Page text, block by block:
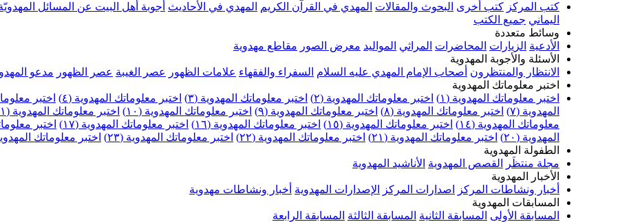
كتب المركز كتب أخرى البحوث والمقالات المهدي في القرآن الكريم المهدي في الأحاديث أجوبة أهل البيت عن المسائل
اليماني جميع الكتب
وسائط متعددة
الأدعية الزيارات المحاضرات المراثي المواليد معرض الصور مقاطع مهدوية
الأسئلة والأجوبة المهدوية
الانتظار والمنتظرون أصحاب الإمام المهدي عليه السلام السفراء والفقهاء علامات الظهور عصر الغيبة عصر الظهور مدعو
اختبر معلوماتك المهدوية
اختبر معلوماتك المهدوية (١)
اختبر معلوماتك المهدوية (٢) اختبر معلوماتك المهدوية (٣) اختبر معلوماتك المهدوية (٤) اختبر
المهدوية (٧)
اختبر معلوماتك المهدوية (٨) اختبر معلوماتك المهدوية (٩) اختبر معلوماتك المهدوية (١٠) اختبر معلوماتك المهدوية (١١)
معلوماتك المهدوية (١٤)
اختبر معلوماتك المهدوية (١٥) اختبر معلوماتك المهدوية (١٦) اختبر معلوماتك المهدوية (١٧) اختبر
المهدوية (٢٠)
اختبر معلوماتك المهدوية (٢١) اختبر معلوماتك المهدوية (٢٢) اختبر معلوماتك المهدوية (٢٣)
اختبر معلوماتك المهدوية
الطفولة المهدوية
مجلة منتظَر
القصص المهدوية الأناشيد المهدوية
الأخبار المهدوية
أخبار ونشاطات المركز
اصدارات المركز الإصدارات المهدوية أخبار ونشاطات مهدوية
المسابقات المهدوية
المسابقة الأولى المسابقة الثانية المسابقة الثالثة المسابقة الرابعة